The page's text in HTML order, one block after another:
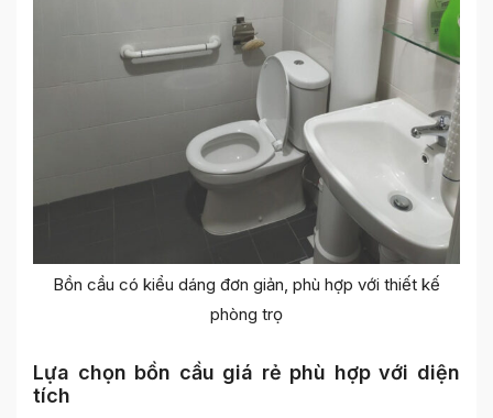
Bồn cầu có kiểu dáng đơn giản, phù hợp với thiết kế
phòng trọ
Lựa chọn bồn cầu giá rẻ phù hợp với diện
tích